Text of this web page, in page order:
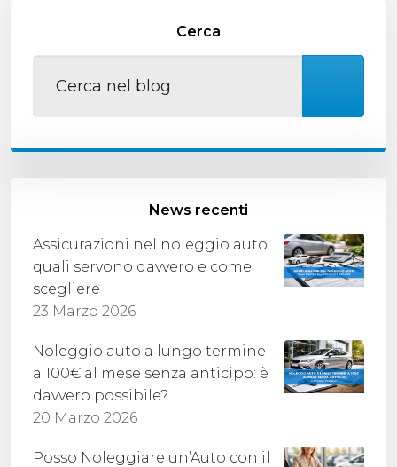
Cerca
News recenti
Assicurazioni nel noleggio auto:
quali servono davvero e come
scegliere
23 Marzo 2026
Noleggio auto a lungo termine
a 100€ al mese senza anticipo: è
davvero possibile?
20 Marzo 2026
Posso Noleggiare un’Auto con il